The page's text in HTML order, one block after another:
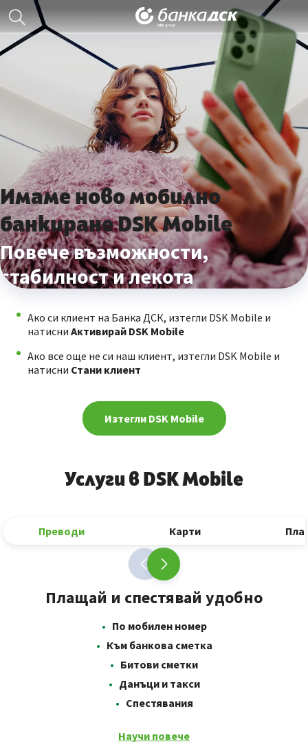
Имаме ново мобилно
банкиране DSK Mobile
Повече възможности,
стабилност и лекота
Ако си клиент на Банка ДСК, изтегли DSK Mobile и
натисни Активирай DSK Mobile
Ако все още не си наш клиент, изтегли DSK Mobile и
натисни Стани клиент
Изтегли DSK Mobile
Услуги в DSK Mobile
Преводи Карти
Плащай и спестявай удобно
• По мобилен номер
• Към банкова сметка
• Битови сметки
• Данъци и такси
• Спестявания
Научи повече